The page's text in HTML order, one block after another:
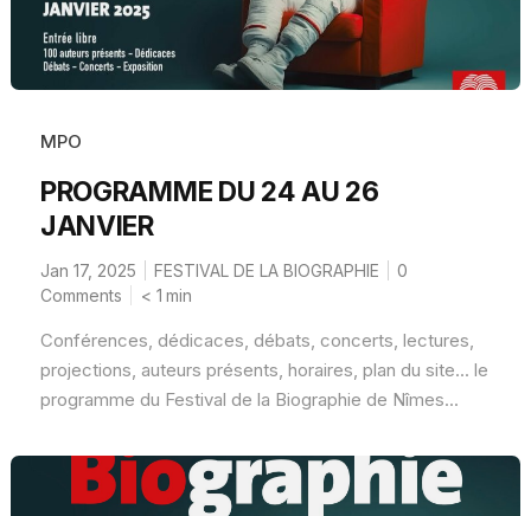
MPO
PROGRAMME DU 24 AU 26
JANVIER
Jan 17, 2025 FESTIVAL DE LA BIOGRAPHIE
0
Comments
< 1 min
Conférences, dédicaces, débats, concerts, lectures,
projections, auteurs présents, horaires, plan du site... le
programme du Festival de la Biographie de Nîmes...